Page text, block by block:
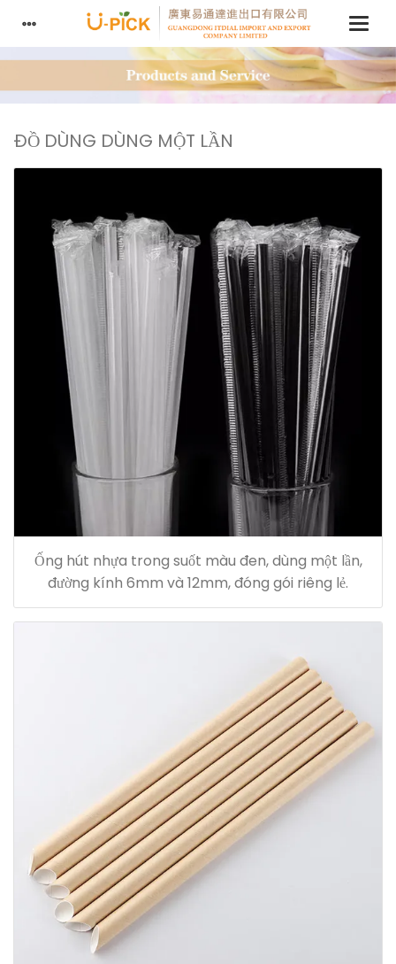
ĐỒ DÙNG DÙNG MỘT LẦN
Ống hút nhựa trong suốt màu đen, dùng một lần,
đường kính 6mm và 12mm, đóng gói riêng lẻ.